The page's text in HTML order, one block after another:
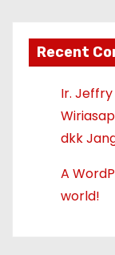
Recent
Ir.
dkk
A
world!